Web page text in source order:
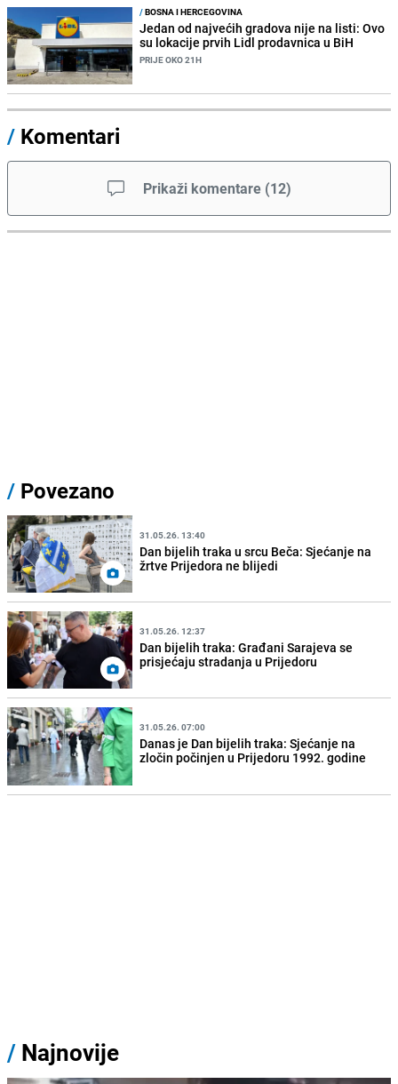
/BOSNA I HERCEGOVINA
Jedan od najvećih gradova nije na listi: Ovo
su lokacije prvih Lidl prodavnica u BiH
PRIJE OKO 21H
/ Komentari
Prikaži komentare (12)
/ Povezano
31.05.26. 13:40
Dan bijelih traka u srcu Beča: Sjećanje na
žrtve Prijedora ne blijedi
31.05.26. 12:37
Dan bijelih traka: Građani Sarajeva se
prisjećaju stradanja u Prijedoru
31.05.26. 07:00
Danas je Dan bijelih traka: Sjećanje na
zločin počinjen u Prijedoru 1992. godine
/ Najnovije